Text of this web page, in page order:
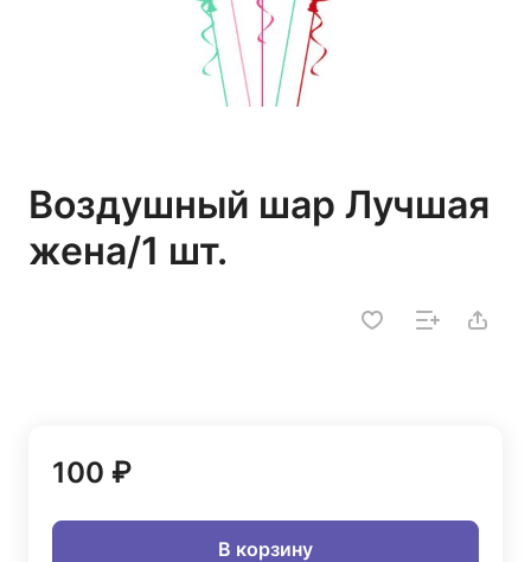
Воздушный шар Лучшая
жена/1 шт.
100 ₽
В корзину